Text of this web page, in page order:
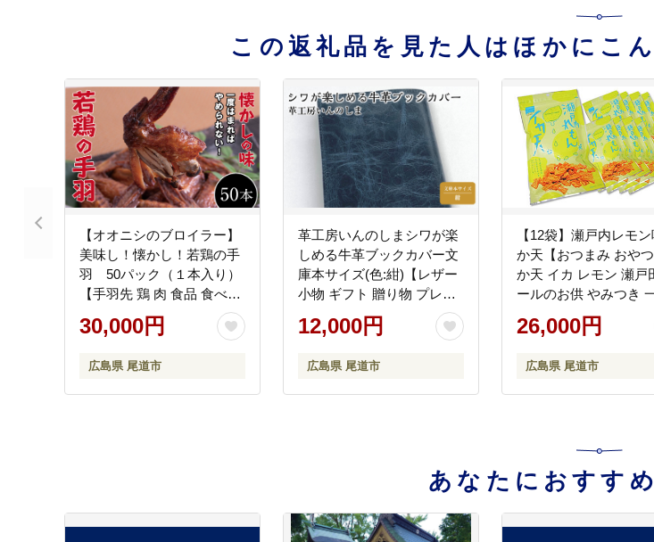
この返礼品を見た人はほかにこ
【オオニシのブロイラー】
美味し！懐かし！若鶏の手
羽 50パック（１本入り）
【手羽先 鶏 肉 食品 食べ物
お取り寄せグルメ ご当地
グルメ お取り寄せ 取り寄
名産品 特産品 おつまみ と
り肉 鶏肉 手羽 若鳥】
30,000円
広島県 尾道市
革工房いんのしまシワが楽
しめる牛革ブックカバー文
庫本サイズ(色:紺)【レザー
小物 ギフト 贈り物 プレゼ
ント 人気 おすすめ 広島県
尾道市】
12,000円
広島県 尾道市
【12袋】瀬戸内レモ
か天【おつまみ おや
か天 イカ レモン 瀬戸
ールのお供 やみつき
サイズ 持ち運び お菓
島県 尾道市】
26,000円
広島県 尾道市
あなたにおすす